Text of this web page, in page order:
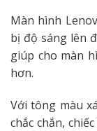
Màn hình
bị độ sáng lên
giúp cho màn
hơn.
Với tông màu
chắc chắn, chiếc